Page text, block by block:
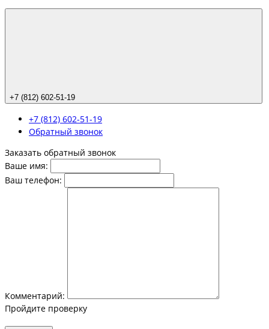
+7 (812) 602-51-19
+7 (812) 602-51-19
Обратный звонок
Заказать обратный звонок
Ваше имя:
Ваш телефон:
Комментарий:
Пройдите проверку